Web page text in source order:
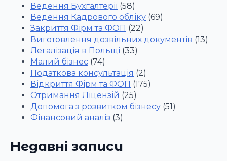
Ведення Бухгалтерії (58)
Ведення Кадрового обліку (69)
Закриття Фірм та ФОП (22)
Виготовлення дозвільних документів (13)
Легалізація в Польщі (33)
Малий бізнес (74)
Податкова консультація (2)
Відкриття Фірм та ФОП (175)
Отримання Ліцензій (25)
Допомога з розвитком бізнесу (51)
Фінансовий аналіз (3)
Недавні записи